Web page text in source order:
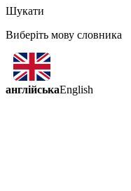
Шукати
Виберіть мову словника
англійськаEnglish